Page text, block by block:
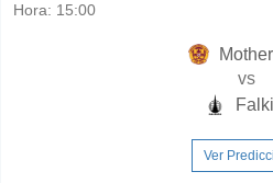
Hora: 15:00
vs
Ver